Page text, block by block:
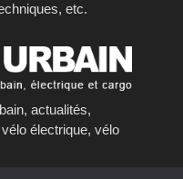
etc.
actualités,
électrique, vélo